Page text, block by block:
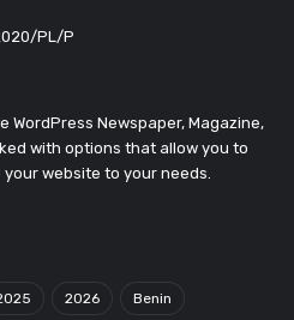
PL/P
WordPress Newspaper, Magazine,
with options that allow you to
website to your needs.
2026 Benin